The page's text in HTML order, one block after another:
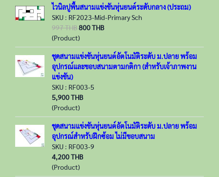
ไวนิลปูพื้นสนามแข่งขันหุ่นยนต์ระดับกลาง (ประถม)
SKU : RF2023-Mid-Primary Sch
997 THB800 THB
(Product)
ชุดสนามแข่งขันหุ่นยนต์อัตโนมัติระดับ ม.ปลาย พร้อม
อุปกรณ์และขอบสนามตามกติกา (สำหรับเจ้าภาพงาน
แข่งขัน)
SKU : RF003-5
5,900 THB
(Product)
ชุดสนามแข่งขันหุ่นยนต์อัตโนมัติระดับ ม.ปลาย พร้อม
อุปกรณ์สำหรับฝึกซ้อม ไม่มีขอบสนาม
SKU : RF003-9
4,200 THB
(Product)